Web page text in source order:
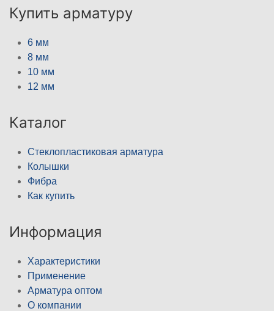
Купить арматуру
6 мм
8 мм
10 мм
12 мм
Каталог
Стеклопластиковая арматура
Колышки
Фибра
Как купить
Информация
Характеристики
Применение
Арматура оптом
О компании